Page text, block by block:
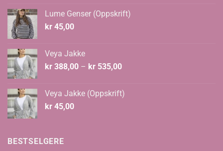
kr 682,00
Lume Genser (Oppskrift)
kr 45,00
Veya Jakke
kr 388,00 – kr 535,00Prisområde:
kr 535,00
Veya Jakke (Oppskrift)
kr 45,00
BESTSELGERE